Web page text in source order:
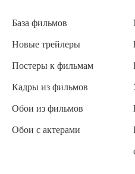
База фильмов
Новые трейлеры
Постеры к фильмам
Кадры из фильмов
Обои из фильмов
Обои с актерами